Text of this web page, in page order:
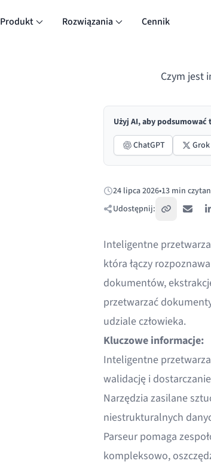
Produkt Rozwiązania Cennik
Czym jest
Użyj AI, aby
ChatGPT
Grok
Opublikowano:
24 lipca 2026•13 min
Udostępnij:
Skopiuj
E-
Inteligentne
która łączy
dokumentów,
przetwarzać
udziale człowieka.
Kluczowe informacje:
Inteligentne
walidację i
Narzędzia zasilane
niestrukturalnych
Parseur pomaga
kompleksowo,